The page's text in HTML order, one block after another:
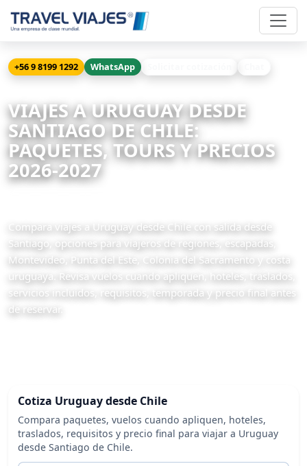
+56 9 8199 1292 WhatsApp
VIAJES A URUGUAY DESDE
SANTIAGO DE CHILE:
PAQUETES, TOURS Y PRECIOS
2026-2027
Compara viajes a Uruguay desde Chile con salida desde
Santiago, opciones para viajeros de regiones, escapadas,
Montevideo, Punta del Este, Colonia del Sacramento y costa
uruguaya. Revisa vuelos cuando apliquen, hoteles, traslados,
servicios incluidos, requisitos, temporada y precio final antes
de reservar.
Cotiza Uruguay desde Chile
Compara paquetes, vuelos cuando apliquen, hoteles,
traslados, requisitos y precio final para viajar a Uruguay
desde Santiago de Chile.